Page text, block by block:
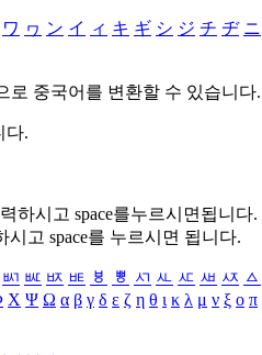
ワ ヮ ン イ ィ キ ギ シ ジ チ ヂ ニ
로 중국어를 변환할 수 있습니다.
다.
하시고 space를누르시면됩니다.
시고 space를 누르시면 됩니다.
ㅴ ㅵ ㅶ ㅷ ㅸ ㅹ ㅺ ㅻ ㅼ ㅽ ㅾ ㅿ
Χ Ψ Ω α β γ δ ε ζ η θ ι κ λ μ ν ξ ο π